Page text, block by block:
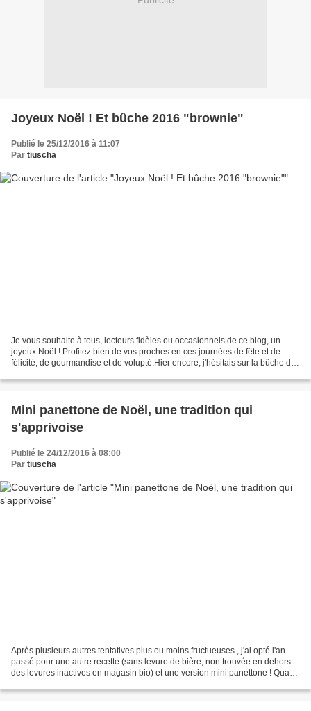
Joyeux Noël ! Et bûche 2016 "brownie"
Publié le 25/12/2016 à 11:07
Par tiuscha
Je vous souhaite à tous, lecteurs fidèles ou occasionnels de ce blog, un
joyeux Noël ! Profitez bien de vos proches en ces journées de fête et de
félicité, de gourmandise et de volupté.Hier encore, j'hésitais sur la bûche de
Mini panettone de Noël, une tradition qui
s'apprivoise
Publié le 24/12/2016 à 08:00
Par tiuscha
Après plusieurs autres tentatives plus ou moins fructueuses , j'ai opté l'an
passé pour une autre recette (sans levure de bière, non trouvée en dehors
des levures inactives en magasin bio) et une version mini panettone ! Quant